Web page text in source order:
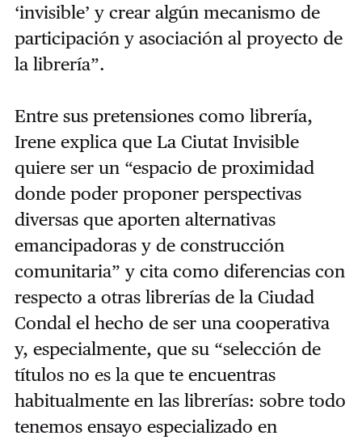
‘invisible’ y crear algún mecanismo de
participación y asociación al proyecto de
la librería”.
Entre sus pretensiones como librería,
Irene explica que La Ciutat Invisible
quiere ser un “espacio de proximidad
donde poder proponer perspectivas
diversas que aporten alternativas
emancipadoras y de construcción
comunitaria” y cita como diferencias con
respecto a otras librerías de la Ciudad
Condal el hecho de ser una cooperativa
y, especialmente, que su “selección de
títulos no es la que te encuentras
habitualmente en las librerías: sobre todo
tenemos ensayo especializado en